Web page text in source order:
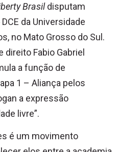
Brasildisputam
da Universidade
no Mato Grosso do Sul.
Fabio Gabriel
a função de
1 – Aliança pelos
a expressão
livre”.
é um movimento